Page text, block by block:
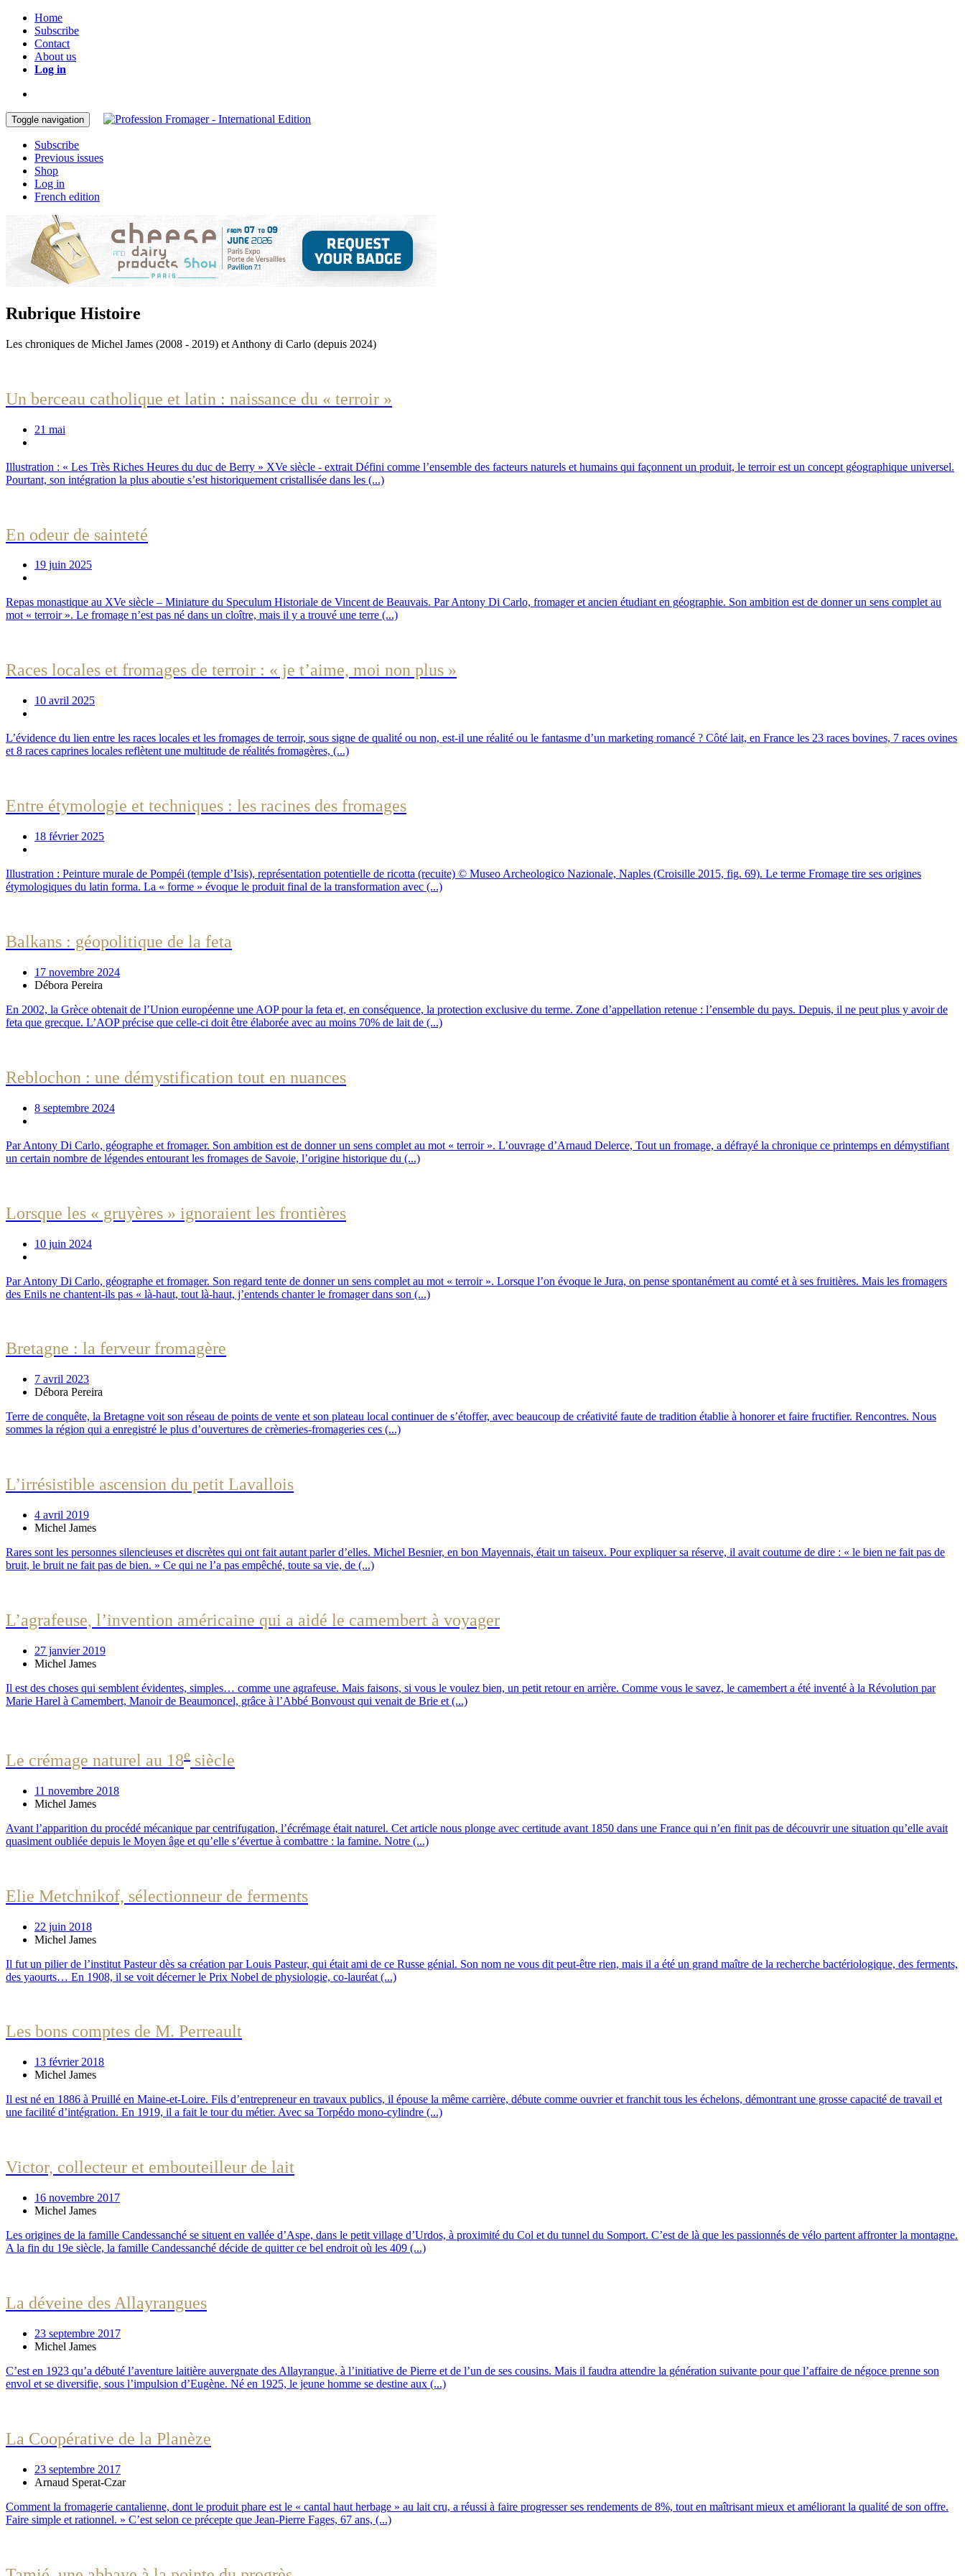
Home
Subscribe
Contact
About us
Log in
Toggle navigation
Subscribe
Previous issues
Shop
Log in
French edition
Rubrique Histoire
Les chroniques de Michel James (2008 - 2019) et Anthony di Carlo (depuis 2024)
Un berceau catholique et latin : naissance du « terroir »
21 mai
Illustration : « Les Très Riches Heures du duc de Berry » XVe siècle - extrait Défini comme l’ensemble des facteurs naturels et humains qui façonnent un produit, le terroir est un concept géographique universel.
Pourtant, son intégration la plus aboutie s’est historiquement cristallisée dans les (...)
En odeur de sainteté
19 juin 2025
Repas monastique au XVe siècle – Miniature du ­Speculum ­Historiale de Vincent de Beauvais. Par Antony Di Carlo, fromager et ancien étudiant en géographie. Son ambition est de donner un sens complet au
mot « terroir ». Le fromage n’est pas né dans un cloître, mais il y a trouvé une terre (...)
Races locales et fromages de terroir : « je t’aime, moi non plus »
10 avril 2025
L’évidence du lien entre les races locales et les fromages de terroir, sous signe de qualité ou non, est-il une réalité ou le fantasme d’un marketing romancé ? Côté lait, en France les 23 races bovines, 7 races ovines
et 8 races caprines locales reflètent une multitude de réalités fromagères, (...)
Entre étymologie et techniques : les racines des fromages
18 février 2025
Illustration : Peinture murale de Pompéi (temple d’Isis), représentation potentielle de ricotta (recuite) © Museo Archeologico Nazionale, Naples (Croisille 2015, fig. 69). Le terme Fromage tire ses origines
étymologiques du latin forma. La « forme » évoque le produit final de la transformation avec (...)
Balkans : géopolitique de la feta
17 novembre 2024
Débora Pereira
En 2002, la Grèce obtenait de l’Union européenne une AOP pour la feta et, en conséquence, la protection exclusive du terme. Zone d’appellation retenue : l’ensemble du pays. Depuis, il ne peut plus y avoir de
feta que grecque. L’AOP précise que celle-ci doit être élaborée avec au moins 70% de lait de (...)
Reblochon : une démystification tout en nuances
8 septembre 2024
Par Antony Di Carlo, géographe et fromager. Son ambition est de donner un sens complet au mot « terroir ». L’ouvrage d’Arnaud Delerce, Tout un fromage, a défrayé la chronique ce printemps en démystifiant
un certain nombre de légendes entourant les fromages de Savoie, l’origine historique du (...)
Lorsque les « gruyères » ignoraient les frontières
10 juin 2024
Par Antony Di Carlo, géographe et fromager. Son regard tente de donner un sens complet au mot « terroir ». Lorsque l’on évoque le Jura, on pense spontanément au comté et à ses fruitières. Mais les fromagers
des Enils ne chantent-ils pas « là-haut, tout là-haut, j’entends chanter le fromager dans son (...)
Bretagne : la ferveur fromagère
7 avril 2023
Débora Pereira
Terre de conquête, la Bretagne voit son réseau de points de vente et son plateau local continuer de s’étoffer, avec beaucoup de créativité faute de tradition établie à honorer et faire fructifier. Rencontres. Nous
sommes la région qui a enregistré le plus d’ouvertures de crèmeries-­fromageries ces (...)
L’irrésistible ascension du petit Lavallois
4 avril 2019
Michel James
Rares sont les personnes silencieuses et discrètes qui ont fait autant parler d’elles. Michel Besnier, en bon Mayennais, était un taiseux. Pour expliquer sa réserve, il avait coutume de dire : « le bien ne fait pas de
bruit, le bruit ne fait pas de bien. » Ce qui ne l’a pas empêché, toute sa vie, de (...)
L’agrafeuse, l’invention américaine qui a aidé le camembert à voyager
27 janvier 2019
Michel James
Il est des choses qui semblent évidentes, simples… comme une agrafeuse. Mais faisons, si vous le voulez bien, un petit retour en arrière. Comme vous le savez, le camembert a été inventé à la Révolution par
Marie Harel à Camembert, Manoir de Beaumoncel, grâce à l’Abbé Bonvoust qui venait de Brie et (...)
Le crémage naturel au 18e siècle
11 novembre 2018
Michel James
Avant l’apparition du procédé mécanique par centrifugation, l’écrémage était naturel. Cet article nous plonge avec certitude avant 1850 dans une France qui n’en finit pas de découvrir une situation qu’elle avait
quasiment oubliée depuis le Moyen âge et qu’elle s’évertue à combattre : la famine. Notre (...)
Elie Metchnikof, sélectionneur de ferments
22 juin 2018
Michel James
Il fut un pilier de l’institut Pasteur dès sa création par Louis Pasteur, qui était ami de ce Russe génial. Son nom ne vous dit peut-être rien, mais il a été un grand maître de la recherche bactériologique, des ferments,
des yaourts… En 1908, il se voit décerner le Prix Nobel de physiologie, co-lauréat (...)
Les bons comptes de M. Perreault
13 février 2018
Michel James
Il est né en 1886 à Pruillé en Maine-et-Loire. Fils d’entrepreneur en travaux publics, il épouse la même carrière, débute comme ouvrier et franchit tous les échelons, démontrant une grosse capacité de travail et
une facilité d’intégration. En 1919, il a fait le tour du métier. Avec sa Torpédo mono-cylindre (...)
Victor, collecteur et embouteilleur de lait
16 novembre 2017
Michel James
Les origines de la famille Candessanché se situent en vallée d’Aspe, dans le petit village d’Urdos, à proximité du Col et du tunnel du Somport. C’est de là que les passionnés de vélo partent affronter la montagne.
A la fin du 19e siècle, la famille Candessanché décide de quitter ce bel endroit où les 409 (...)
La déveine des Allayrangues
23 septembre 2017
Michel James
C’est en 1923 qu’a débuté l’aventure laitière auvergnate des Allayrangue, à l’initiative de Pierre et de l’un de ses cousins. Mais il faudra attendre la génération suivante pour que l’affaire de négoce prenne son
envol et se diversifie, sous l’impulsion d’Eugène. Né en 1925, le jeune homme se destine aux (...)
La Coopérative de la Planèze
23 septembre 2017
Arnaud Sperat-Czar
Comment la fromagerie cantalienne, dont le produit phare est le « cantal haut herbage » au lait cru, a réussi à faire progresser ses rendements de 8%, tout en maîtrisant mieux et améliorant la qualité de son offre.
Faire simple et rationnel. » C’est selon ce précepte que Jean-Pierre Fages, 67 ans, (...)